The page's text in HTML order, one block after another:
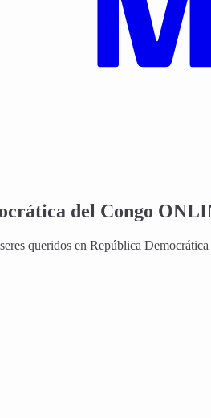
del Congo
queridos en República